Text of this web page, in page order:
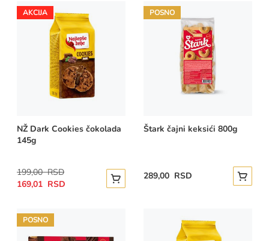
AKCIJA
NŽ Dark Cookies čokolada
145g
Special
169,01 RSD
Regular
Price
199,00 RSD
Dodajte u korpu
POSNO
Štark čajni keksići 800g
289,00 RSD
POSNO